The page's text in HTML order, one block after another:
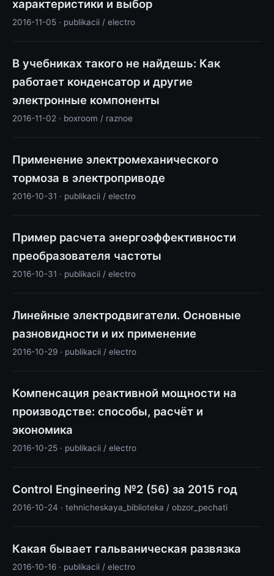
характеристики и выбор
2016-11-05 · publikacii / electro
В учебниках такого не найдешь: Как
работает конденсатор и другие
электронные компоненты
2016-11-02 · boxroom / raznoe
Применение электромеханического
тормоза в электроприводе
2016-10-31 · publikacii / electro
Пример расчета энергоэффективности
преобразователя частоты
2016-10-31 · publikacii / electro
Линейные электродвигатели. Основные
разновидности и их применение
2016-10-29 · publikacii / electro
Компенсация реактивной мощности на
производстве: способы, расчёт и
экономика
2016-10-25 · publikacii / electro
Control Engineering №2 (56) за 2015 год
2016-10-24 · tehnicheskaya_biblioteka / obzor_pechati
Какая бывает гальваническая развязка
2016-10-16 · publikacii / electro